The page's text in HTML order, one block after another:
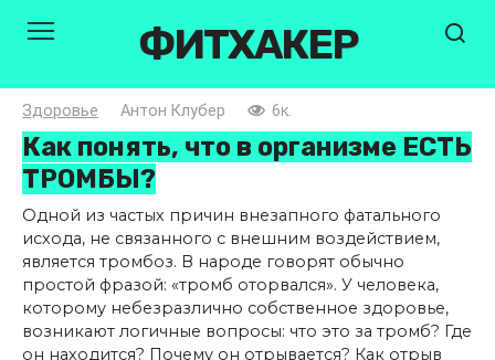
ФИТХАКЕР
Здоровье Антон Клубер 6к.
Как понять, что в организме ЕСТЬ
ТРОМБЫ?
Одной из частых причин внезапного фатального
исхода, не связанного с внешним воздействием,
является тромбоз. В народе говорят обычно
простой фразой: «тромб оторвался». У человека,
которому небезразлично собственное здоровье,
возникают логичные вопросы: что это за тромб? Где
он находится? Почему он отрывается? Как отрыв